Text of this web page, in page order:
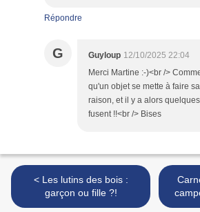
Répondre
G Guyloup 12/10/2025 22:04
Merci Martine :-)<br />
qu'un objet se mette à faire
raison, et il y a alors
fusent !!<br /> Bises
< Les lutins des bois :
garçon ou fille ?!